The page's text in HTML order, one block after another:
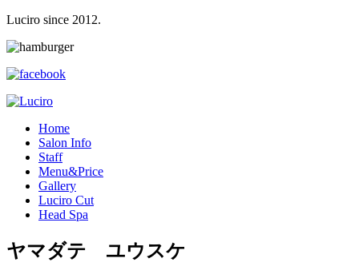
Luciro since 2012.
Home
Salon Info
Staff
Menu&Price
Gallery
Luciro Cut
Head Spa
ヤマダテ ユウスケ